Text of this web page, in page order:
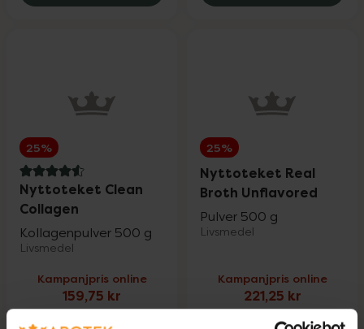
25%
4.6 av 5 i omdöme
Nyttoteket Clean
Collagen
Kollagenpulver 500 g
Livsmedel
Kampanjpris online
159,75 kr
25%
Nyttoteket Real
Broth Unflavored
Pulver 500 g
Livsmedel
Kampanjpris online
221,25 kr